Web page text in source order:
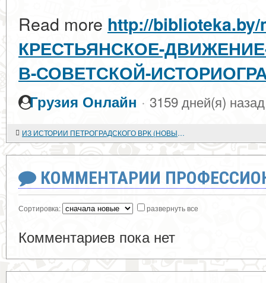
Read more http://
КРЕСТЬЯНСКОЕ-
В-СОВЕТСКОЙ-
Грузия Онлайн · 3159 дней(я) назад
ИЗ ИСТОРИИ ПЕТРОГРАДСКОГО ВРК (НОВЫЕ ИСТОЧНИКИ)
КОММЕНТАРИИ
Сортировка: развернуть все
Комментариев пока нет